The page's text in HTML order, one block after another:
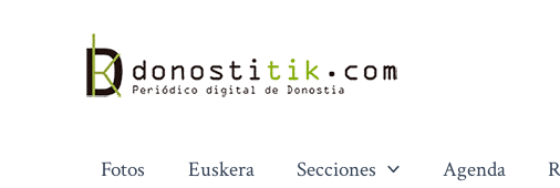
contenido
Fotos Euskera Secciones Agenda